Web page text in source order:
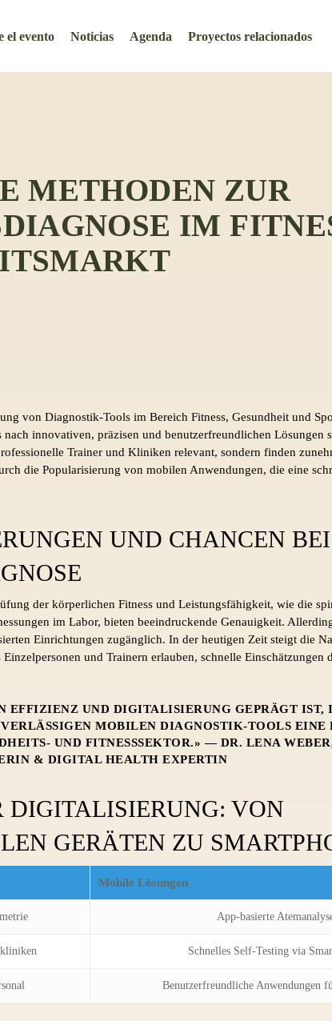
el evento Noticias Agenda Proyectos relacionados
METHODEN ZUR
IM
von Diagnostik-Tools im Bereich Fitness, Gesundheit und
nach innovativen, präzisen und benutzerfreundlichen Lösungen
Trainer und Kliniken relevant, sondern finden
die Popularisierung von mobilen Anwendungen, die eine
UND CHANCEN
der körperlichen Fitness und Leistungsfähigkeit, wie die
im Labor, bieten beeindruckende Genauigkeit.
Einrichtungen zugänglich. In der heutigen Zeit steigt die
Einzelpersonen und Trainern erlauben, schnelle Einschätzungen
EFFIZIENZ UND DIGITALISIERUNG GEPRÄGT IST,
MOBILEN DIAGNOSTIK-TOOLS EINE
UND FITNESSSEKTOR.» — DR. LENA
& DIGITAL HEALTH EXPERTIN
DIGITALISIERUNG: VON
GERÄTEN ZU
Mobile Lösungen
App-basierte
Schnelles Self-Testing via
Benutzerfreundliche Anwendungen